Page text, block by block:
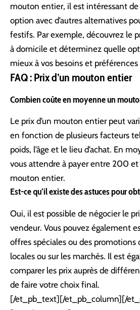
mouton entier, il est intéressant
option avec d’autres alternatives
festifs. Par exemple, découvrez le
à domicile et déterminez quelle
mieux à vos besoins et préférences
FAQ : Prix d’un mouton entier
Combien coûte en moyenne un
Le prix d’un mouton entier peut
en fonction de plusieurs facteurs
poids, l’âge et le lieu d’achat. En
vous attendre à payer entre 200
mouton entier.
Est-ce qu’il existe des astuces pour
Oui, il est possible de négocier le
vendeur. Vous pouvez également
offres spéciales ou des promotions
locales ou sur les marchés. Il est
comparer les prix auprès de
de faire votre choix final.
[/et_pb_text][/et_pb_column][/